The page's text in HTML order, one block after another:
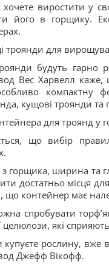
виростити у
його в горщику.
троянди для
будуть гарно
Вес Харвелл
компактну
кущові троянди та
для троянд у
що вибір
з горщика, ширина та
достатньо місця
що контейнер має
спробувати
целюлози, які
рослину, вже
Джефф Вікофф.